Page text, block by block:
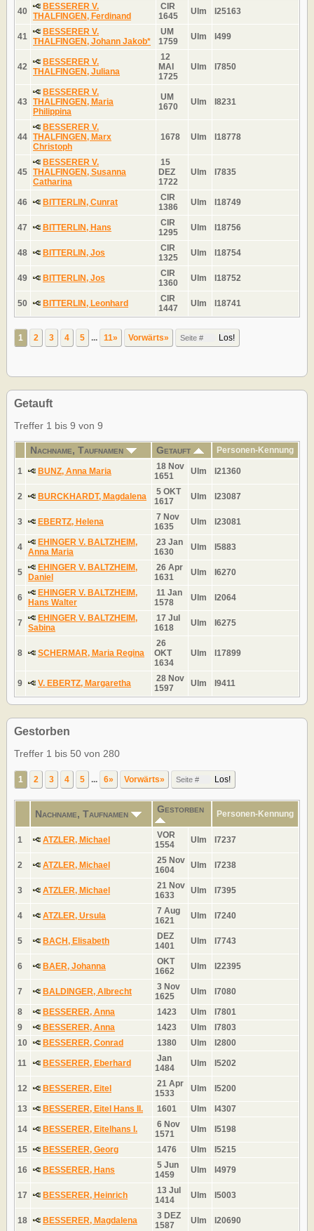
40
BESSERER V.
THALFINGEN, Ferdinand
CIR
1645
Ulm I25163
41
BESSERER V.
THALFINGEN, Johann Jakob*
UM
1759
Ulm I499
42
BESSERER V.
THALFINGEN, Juliana
12
MAI
1725
Ulm I7850
43
BESSERER V.
THALFINGEN, Maria
Philippina
UM
1670
Ulm I8231
44
BESSERER V.
THALFINGEN, Marx
Christoph
1678 Ulm I18778
45
BESSERER V.
THALFINGEN, Susanna
Catharina
15
DEZ
1722
Ulm I7835
46 BITTERLIN, Cunrat
CIR
1386
Ulm I18749
47 BITTERLIN, Hans
CIR
1295
Ulm I18756
48 BITTERLIN, Jos
CIR
1325
Ulm I18754
49 BITTERLIN, Jos
CIR
1360
Ulm I18752
50 BITTERLIN, Leonhard
CIR
1447
Ulm I18741
1 2 3 4 5 ... 11» Vorwärts»
Getauft
Treffer 1 bis 9 von 9
Nachname, Taufnamen Getauft Personen-Kennung
1 BUNZ, Anna Maria
18 Nov
1651
Ulm I21360
2 BURCKHARDT, Magdalena
5 OKT
1617
Ulm I23087
3 EBERTZ, Helena
7 Nov
1635
Ulm I23081
4
EHINGER V. BALTZHEIM,
Anna Maria
23 Jan
1630
Ulm I5883
5
EHINGER V. BALTZHEIM,
Daniel
26 Apr
1631
Ulm I6270
6
EHINGER V. BALTZHEIM,
Hans Walter
11 Jan
1578
Ulm I2064
7
EHINGER V. BALTZHEIM,
Sabina
17 Jul
1618
Ulm I6275
8 SCHERMAR, Maria Regina
26
OKT
1634
Ulm I17899
9 V. EBERTZ, Margaretha
28 Nov
1597
Ulm I9411
Gestorben
Treffer 1 bis 50 von 280
1 2 3 4 5 ... 6» Vorwärts»
Nachname, Taufnamen Gestorben Personen-Kennung
1 ATZLER, Michael
VOR
1554
Ulm I7237
2 ATZLER, Michael
25 Nov
1604
Ulm I7238
3 ATZLER, Michael
21 Nov
1633
Ulm I7395
4 ATZLER, Ursula
7 Aug
1621
Ulm I7240
5 BACH, Elisabeth
DEZ
1401
Ulm I7743
6 BAER, Johanna
OKT
1662
Ulm I22395
7 BALDINGER, Albrecht
3 Nov
1625
Ulm I7080
8 BESSERER, Anna 1423 Ulm
I7801
9
BESSERER, Anna 1423 Ulm
I7803
10
BESSERER, Conrad 1380 Ulm I2800
11 BESSERER, Eberhard
Jan
1484
Ulm I5202
12 BESSERER, Eitel
21 Apr
1533
Ulm I5200
13 BESSERER, Eitel Hans II. 1601 Ulm I4307
14 BESSERER, Eitelhans I.
6 Nov
1571
Ulm I5198
15 BESSERER, Georg 1476 Ulm I5215
16 BESSERER, Hans
5 Jun
1459
Ulm I4979
17 BESSERER, Heinrich
13 Jul
1414
Ulm I5003
18 BESSERER, Magdalena
3 DEZ
1587
Ulm I20690